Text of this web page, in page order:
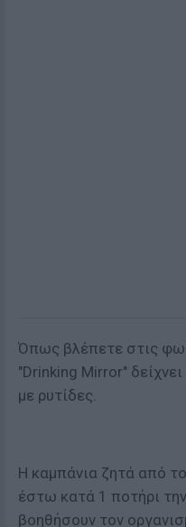
Όπως βλέπετε στις
"Drinking Mirror"
με ρυτίδες.
Η καμπάνια ζητά από
έστω κατά 1 ποτήρι
βοηθήσουν τον